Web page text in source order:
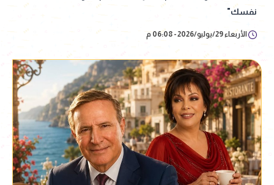
نفسك"
الأربعاء 29/يوليو/2026 - 06:08 م